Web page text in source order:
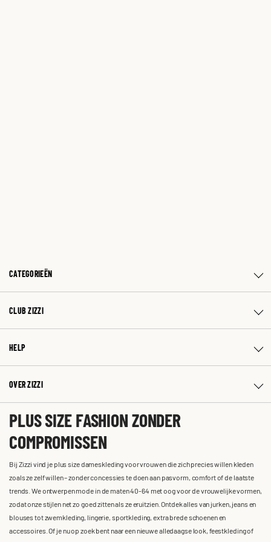
CATEGORIEËN
CLUB ZIZZI
HELP
OVER ZIZZI
PLUS SIZE FASHION ZONDER
COMPROMISSEN
Bij Zizzi vind je plus size dameskleding voor vrouwen die zich precies willen kleden
zoals ze zelf willen – zonder concessies te doen aan pasvorm, comfort of de laatste
trends. We ontwerpen mode in de maten 40-64 met oog voor de vrouwelijke vormen,
zodat onze stijlen net zo goed zitten als ze eruitzien. Ontdek alles van jurken, jeans en
blouses tot zwemkleding, lingerie, sportkleding, extra brede schoenen en
accessoires. Of je nu op zoek bent naar een nieuwe alledaagse look, feestkleding of